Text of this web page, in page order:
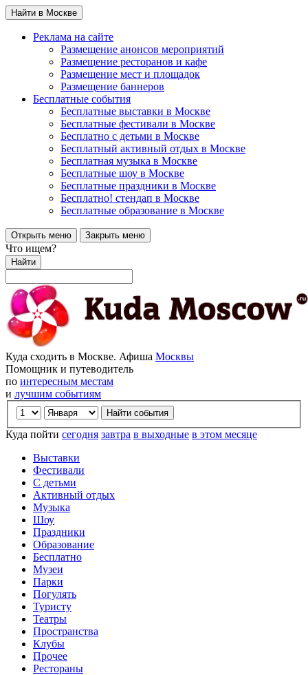
Найти в Москве
Реклама на сайте
Размещение анонсов мероприятий
Размещение ресторанов и кафе
Размещение мест и площадок
Размещение баннеров
Бесплатные события
Бесплатные выставки в Москве
Бесплатные фестивали в Москве
Бесплатно с детьми в Москве
Бесплатный активный отдых в Москве
Бесплатная музыка в Москве
Бесплатные шоу в Москве
Бесплатные праздники в Москве
Бесплатно! стендап в Москве
Бесплатные образование в Москве
Открыть меню Закрыть меню
Что ищем?
Найти
Куда сходить в Москве. Афиша Москвы
Помощник и путеводитель
по интересным местам
и лучшим событиям
Куда пойти сегодня завтра в выходные в этом месяце
Выставки
Фестивали
С детьми
Активный отдых
Музыка
Шоу
Праздники
Образование
Бесплатно
Музеи
Парки
Погулять
Туристу
Театры
Пространства
Клубы
Прочее
Рестораны